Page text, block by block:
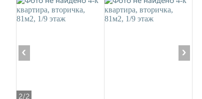
2/2
‹ ›